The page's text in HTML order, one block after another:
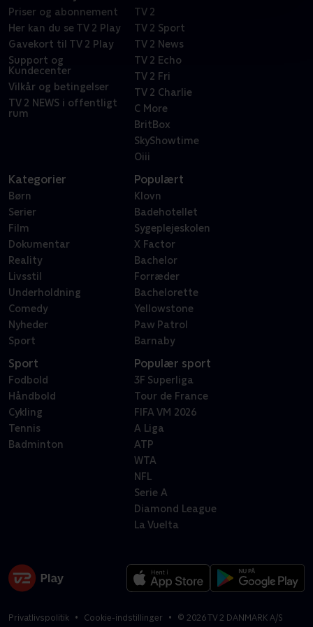
Priser og abonnement
Her kan du se TV 2 Play
Gavekort til TV 2 Play
Support og
Kundecenter
Vilkår og betingelser
TV 2 NEWS i offentligt
rum
TV 2
TV 2 Sport
TV 2 News
TV 2 Echo
TV 2 Fri
TV 2 Charlie
C More
BritBox
SkyShowtime
Oiii
Kategorier
Børn
Serier
Film
Dokumentar
Reality
Livsstil
Underholdning
Comedy
Nyheder
Sport
Populært
Klovn
Badehotellet
Sygeplejeskolen
X Factor
Bachelor
Forræder
Bachelorette
Yellowstone
Paw Patrol
Barnaby
Sport
Fodbold
Håndbold
Cykling
Tennis
Badminton
Populær sport
3F Superliga
Tour de France
FIFA VM 2026
A Liga
ATP
WTA
NFL
Serie A
Diamond League
La Vuelta
Privatlivspolitik Cookie-indstillinger © 2026TV 2 DANMARK A/S